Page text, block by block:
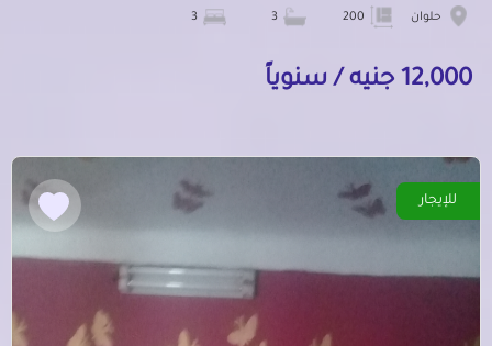
حلوان
12,000 جنيه / سنوياً
للإيجار